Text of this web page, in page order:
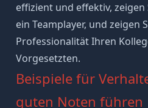
effizient und effektiv, zeigen
ein Teamplayer, und zeigen
Professionalität Ihren
Vorgesetzten.
Beispiele für
guten Noten führen